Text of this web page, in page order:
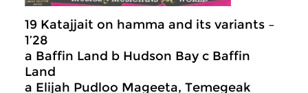
19 Katajjait on hamma and its variants –
1’28
a Baffin Land b Hudson Bay c Baffin
Land
a Elijah Pudloo Mageeta, Temegeak